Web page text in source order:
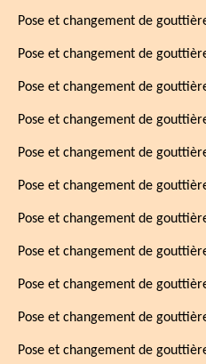
Pose et changement de
Pose et changement de
Pose et changement de
Pose et changement de
Pose et changement de
Pose et changement de
Pose et changement de
Pose et changement de
Pose et changement de
Pose et changement de
Pose et changement de